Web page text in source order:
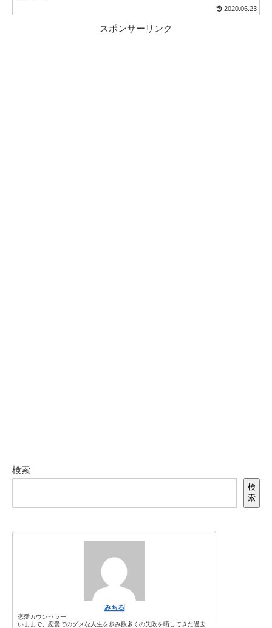
2020.06.23
スポンサーリンク
検索
検
索
みちる
恋愛カウンセラー
いままで、恋愛でのダメな人生を歩み数多くの失敗を晒してきた過去